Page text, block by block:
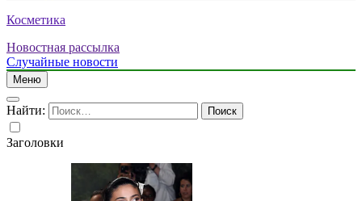
Косметика
Новостная рассылка
Случайные новости
Меню
Найти:
Заголовки